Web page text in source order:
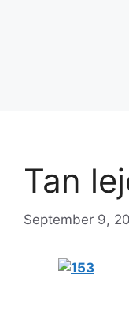
Tan
September 9,